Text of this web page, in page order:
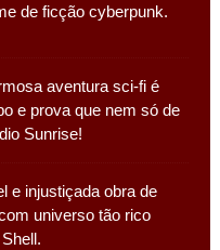
de ficção cyberpunk.
aventura sci-fi é
e prova que nem só de
Sunrise!
e injustiçada obra de
universo tão rico